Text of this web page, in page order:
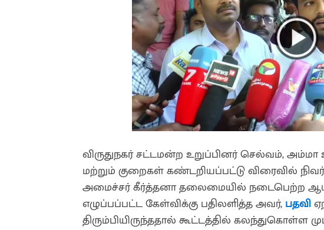
விருதுநகர் சட்டமன்ற உறுப்பினர் செல்வம்,
மற்றும் குறைகள் கண்டறியப்பட்டு விரைவில்
அமைச்சர் கீர்த்தனா தலைமையில் நடைபெற்ற
எழுப்பப்பட்ட கேள்விக்கு பதிலளித்த அவர்,பதவி
திரும்பியிருந்ததால் கூட்டத்தில் கலந்துகொள்ள